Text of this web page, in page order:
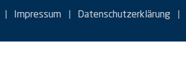
Impressum Datenschutzerklärung